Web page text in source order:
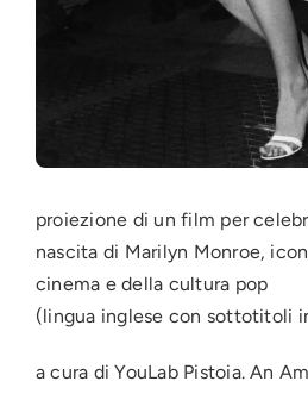
proiezione di un film per
nascita di Marilyn Monroe,
cinema e della cultura pop
(lingua inglese con sottotitoli
a cura di YouLab Pistoia. An